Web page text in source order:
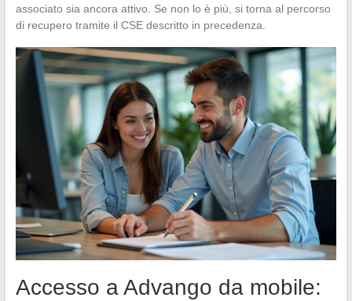
associato sia ancora attivo. Se non lo è più, si torna al percorso
di recupero tramite il CSE descritto in precedenza.
Accesso a Advango da mobile: